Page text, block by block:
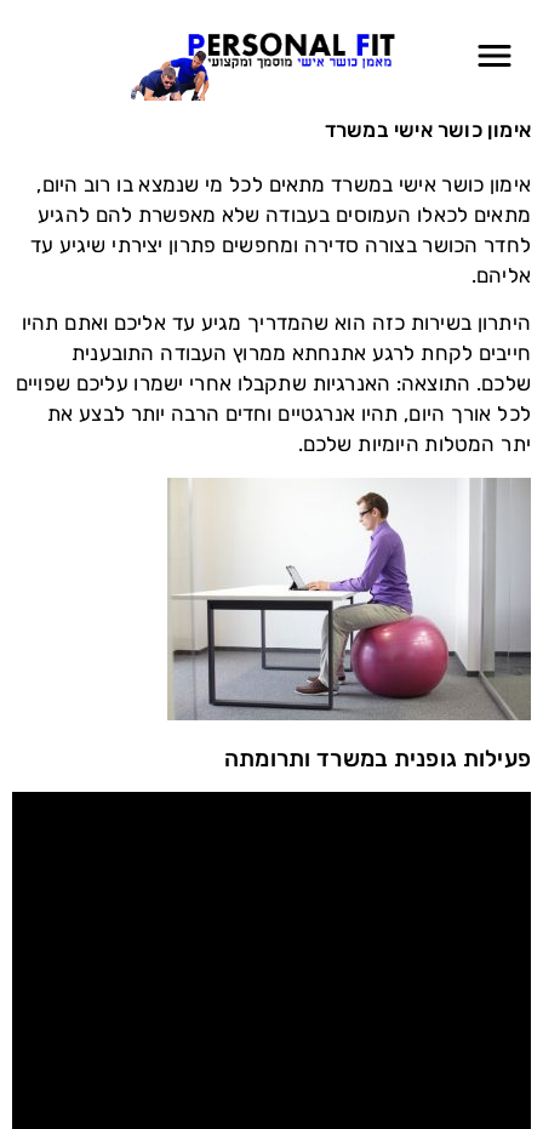
אימון כושר אישי במשרד
אימון כושר אישי במשרד מתאים לכל מי שנמצא בו רוב היום,
מתאים לכאלו העמוסים בעבודה שלא מאפשרת להם להגיע
לחדר הכושר בצורה סדירה ומחפשים פתרון יצירתי שיגיע עד
אליהם.
היתרון בשירות כזה הוא שהמדריך מגיע עד אליכם ואתם תהיו
חייבים לקחת לרגע אתנחתא ממרוץ העבודה התובענית
שלכם. התוצאה: האנרגיות שתקבלו אחרי ישמרו עליכם שפויים
לכל אורך היום, תהיו אנרגטיים וחדים הרבה יותר לבצע את
יתר המטלות היומיות שלכם.
פעילות גופנית במשרד ותרומתה